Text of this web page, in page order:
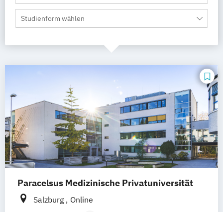
Studienform wählen
Paracelsus Medizinische Privatuniversität
Salzburg
Online